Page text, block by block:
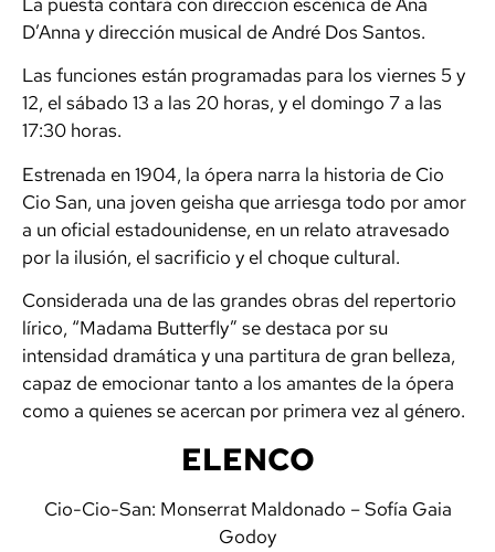
D’Anna y dirección musical deAndré Dos Santos.
Las funciones están programadas para los viernes 5 y
12, el sábado 13 a las 20 horas, y el domingo 7 a las
17:30 horas.
Estrenada en 1904, la ópera narra la historia de Cio
Cio San, una joven geisha que arriesga todo por amor
a un oficial estadounidense, en un relato atravesado
por la ilusión, el sacrificio y el choque cultural.
Considerada una de las grandes obras del repertorio
lírico, “Madama Butterfly” se destaca por su
intensidad dramática y una partitura de gran belleza,
capaz de emocionar tanto a los amantes de la ópera
como a quienes se acercan por primera vez al género.
ELENCO
Cio-Cio-San: Monserrat Maldonado – Sofía Gaia
Godoy